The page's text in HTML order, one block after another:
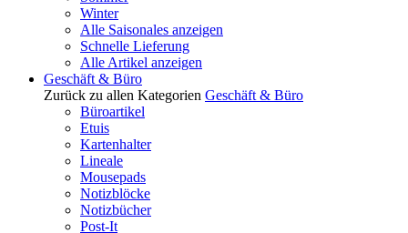
Winter
Alle Saisonales anzeigen
Schnelle Lieferung
Alle Artikel anzeigen
Geschäft & Büro
Zurück zu allen Kategorien Geschäft & Büro
Büroartikel
Etuis
Kartenhalter
Lineale
Mousepads
Notizblöcke
Notizbücher
Post-It